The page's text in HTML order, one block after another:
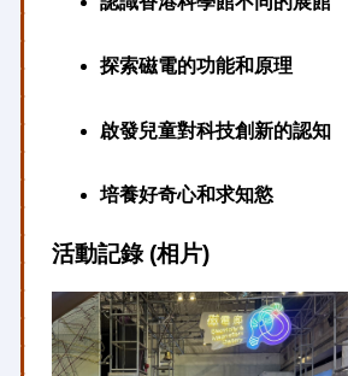
探索磁電的功能和原理
啟發兒童對科技創新的認知
培養好奇心和求知慾
活動記錄 (相片)